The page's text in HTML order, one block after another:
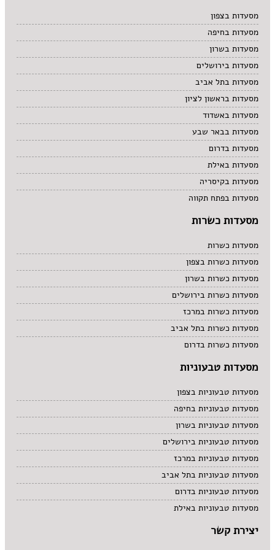
מרקים
מתוקים
סיני
סנדוויץ' בר
פאב
מסעדות בצפון
מסעדות בחיפה
מסעדות בשרון
מסעדות בירושלים
מסעדות בתל אביב
מסעדות בראשון לציון
מסעדות באשדוד
מסעדות בבאר שבע
מסעדות בדרום
מסעדות באילת
מסעדות בקיסריה
מסעדות בפתח תקווה
מסעדות כשרות
מסעדות כשרות
מסעדות כשרות בצפון
מסעדות כשרות בשרון
מסעדות כשרות בירושלים
מסעדות כשרות במרכז
מסעדות כשרות בתל אביב
מסעדות כשרות בדרום
מסעדות טבעוניות
מסעדות טבעוניות בצפון
מסעדות טבעוניות בחיפה
מסעדות טבעוניות בשרון
מסעדות טבעוניות בירושלים
מסעדות טבעוניות במרכז
מסעדות טבעוניות בתל אביב
מסעדות טבעוניות בדרום
מסעדות טבעוניות באילת
יצירת קשר